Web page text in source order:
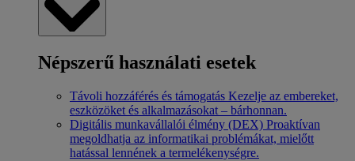
Népszerű használati esetek
Távoli hozzáférés és támogatás Kezelje az embereket,
eszközöket és alkalmazásokat – bárhonnan.
Digitális munkavállalói élmény (DEX) Proaktívan
megoldhatja az informatikai problémákat, mielőtt
hatással lennének a termelékenységre.